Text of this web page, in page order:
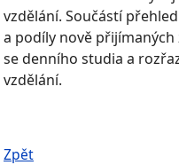
vzdělání. Součástí
a podíly nově
se denního studia a
vzdělání.
Zpět